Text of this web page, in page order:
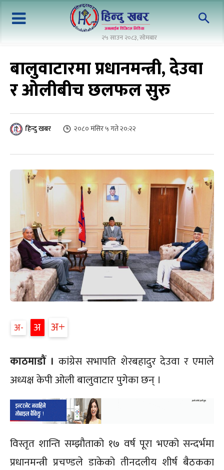
२५ साउन २०८३, सोमबार
बालुवाटारमा प्रधानमन्त्री, देउवा
र ओलीबीच छलफल सुरु
हिन्दु खबर २०८० मंसिर ५ गते २०:२२
अ- अ अ+
काठमाडौं । कांग्रेस सभापति शेरबहादुर देउवा र एमाले
अध्यक्ष केपी ओली बालुवाटार पुगेका छन् ।
विस्तृत शान्ति सम्झौताको १७ वर्ष पूरा भएको सन्दर्भमा
प्रधानमन्त्री प्रचण्डले डाकेको तीनदलीय शीर्ष बैठकका